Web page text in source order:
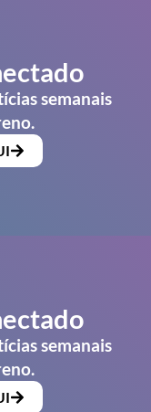
semanais
semanais